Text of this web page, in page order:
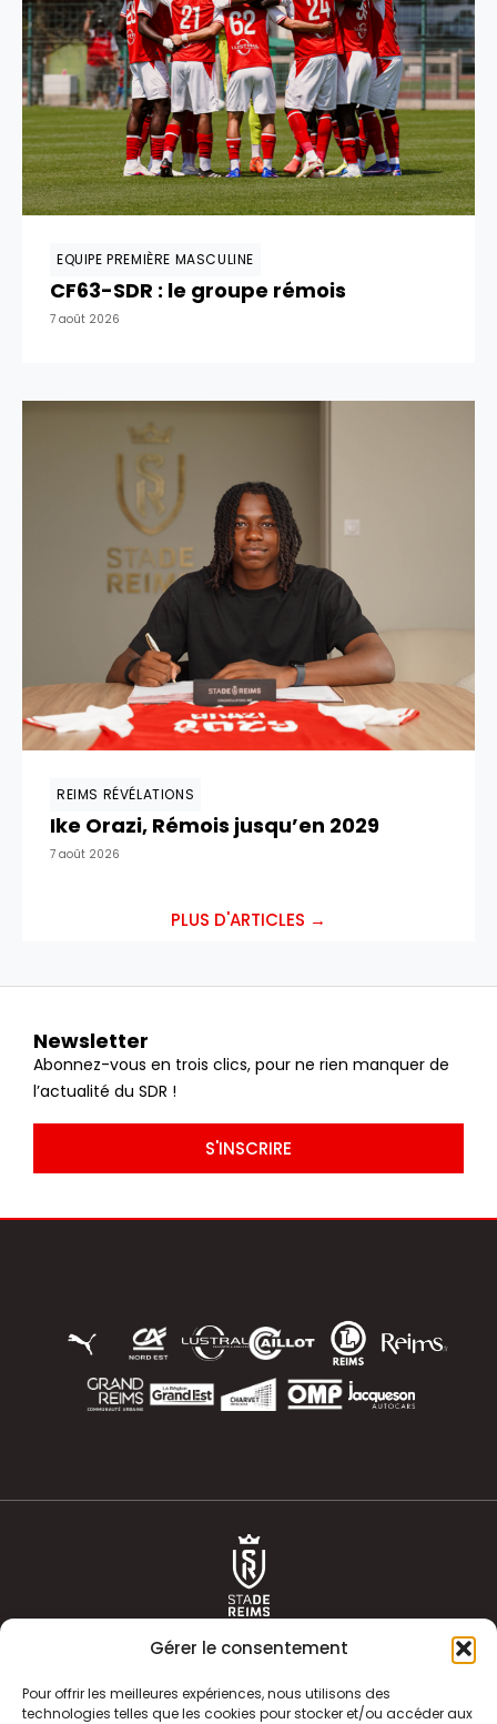
Gérer le consentement
Pour offrir les meilleures expériences, nous utilisons des
technologies telles que les cookies pour stocker et/ou accéder aux
EQUIPE PREMIÈRE MASCULINE
CF63-SDR : le groupe rémois
7 août 2026
REIMS RÉVÉLATIONS
Ike Orazi, Rémois jusqu’en 2029
7 août 2026
PLUS D'ARTICLES →
Newsletter
Abonnez-vous en trois clics, pour ne rien manquer de
l’actualité du SDR !
S'INSCRIRE